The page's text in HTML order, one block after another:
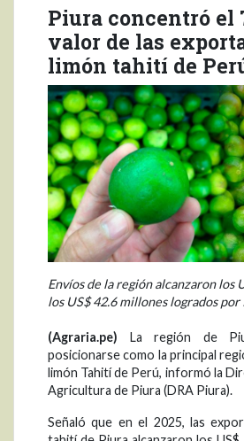
Piura concentró el
valor de las
limón tahití de
Envíos de la región alcanzaron los
los US$ 42.6 millones logrados por
(Agraria.pe) La región de
posicionarse como la principal
limón Tahití de Perú, informó la
Agricultura de Piura (DRA Piura).
Señaló que en el 2025, las